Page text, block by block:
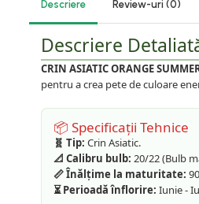
Plante foioase
Plante ornamentale
Plante urcatoare
Pomi columnari
Trandafiri copac
Trandafiri pomisor plangator
Trandafiri tufa
Descriere Review-uri (0)
Descriere
CRIN ASIATIC ORANGE
pentru a crea pete de culoare
📦 Specificații Tehnice
🧬 Tip: Crin Asiatic.
📐 Calibru bulb: 20/22 (Bulb
📏 Înălțime la maturitate:
⏳ Perioadă înflorire: Iunie -